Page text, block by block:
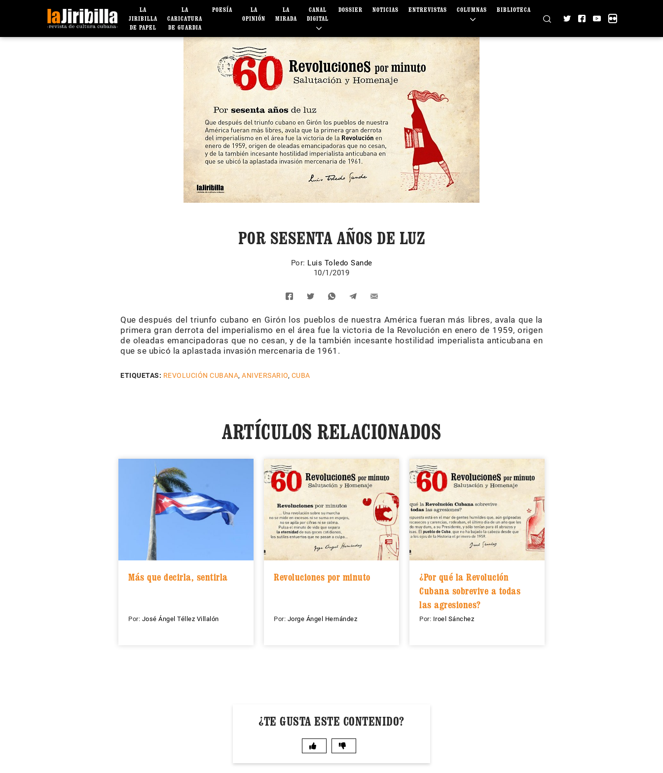
LA
JIRIBILLA
DE PAPEL
LA
CARICATURA
DE GUARDIA
POESÍA
LA
OPINIÓN
LA
MIRADA
CANAL
DIGITAL
DOSSIER NOTICIAS ENTREVISTAS COLUMNAS BIBLIOTECA
POR SESENTA AÑOS DE LUZ
Por: Luis Toledo Sande
10/1/2019
Que después del triunfo cubano en Girón los pueblos de nuestra América fueran más libres, avala que la
primera gran derrota del imperialismo en el área fue la victoria de la Revolución en enero de 1959, origen
de oleadas emancipadoras que no cesan, y de la también incesante hostilidad imperialista anticubana en
que se ubicó la aplastada invasión mercenaria de 1961.
ETIQUETAS: REVOLUCIÓN CUBANA, ANIVERSARIO, CUBA
ARTÍCULOS RELACIONADOS
Más que decirla, sentirla
Por: José Ángel Téllez Villalón
Revoluciones por minuto
Por: Jorge Ángel Hernández
¿Por qué la Revolución
Cubana sobrevive a todas
las agresiones?
Por: Iroel Sánchez
¿TE GUSTA ESTE CONTENIDO?